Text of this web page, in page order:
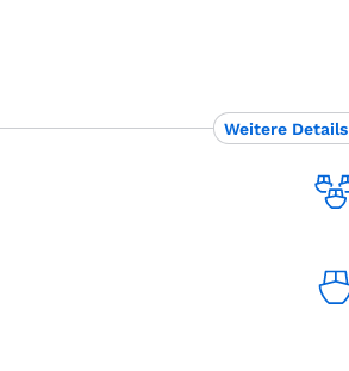
Weitere Details